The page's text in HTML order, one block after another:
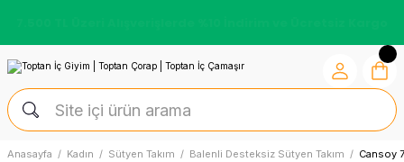
Anasayfa Kadın Sütyen Takım Balenli Desteksiz Sütyen Takım Cansoy